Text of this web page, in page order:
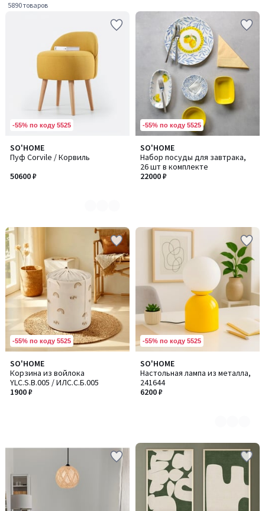
5890 товаров
-55% по коду 5525
SO'HOME
Пуф Corvile / Корвиль
50600 ₽
Количество
цветов:
3
-55% по коду 5525
SO'HOME
Набор посуды для завтрака,
26 шт в комплекте
22000 ₽
-55% по коду 5525
SO'HOME
Корзина из войлока
YLC.S.B.005 / ИЛC.С.Б.005
1900 ₽
-55% по коду 5525
SO'HOME
Настольная лампа из металла,
241644
6200 ₽
Количество
цветов:
3